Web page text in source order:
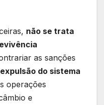
não se trata
as sanções
expulsão do sistema
operações
e